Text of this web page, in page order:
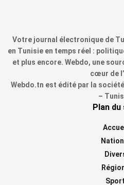
Votre journal électronique de
en Tunisie en temps réel :
et plus encore. Webdo, une
cœur de
Webdo.tn est édité par la société
–
Plan
Sport